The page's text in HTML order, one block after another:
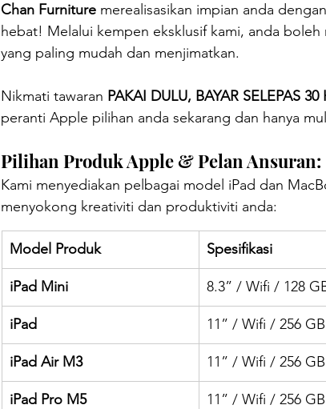
Chan Furniture merealisasikan impian anda
hebat! Melalui kempen eksklusif kami, anda
yang paling mudah dan menjimatkan.
Nikmati tawaran PAKAI DULU, BAYAR SELEPAS 30
peranti Apple pilihan anda sekarang dan hanya
Pilihan Produk Apple & Pelan Ansuran:
Kami menyediakan pelbagai model iPad dan
menyokong kreativiti dan produktiviti anda:
Model Produk Spesifikasi
iPad Mini 8.3” / Wifi / 128
iPad 11” / Wifi / 256 GB
iPad Air M3 11” / Wifi / 256 GB
iPad Pro M5 11” / Wifi / 256 GB